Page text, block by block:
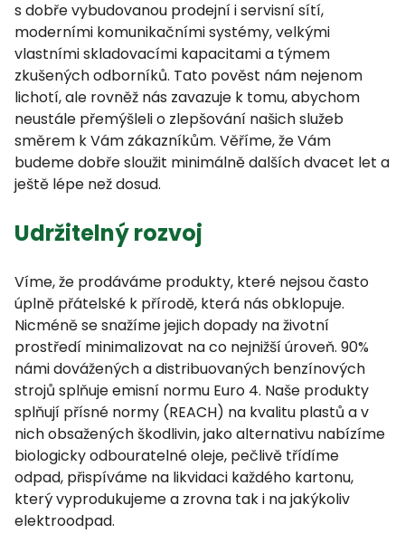
s dobře vybudovanou prodejní i servisní sítí,
moderními komunikačními systémy, velkými
vlastními skladovacími kapacitami a týmem
zkušených odborníků. Tato pověst nám nejenom
lichotí, ale rovněž nás zavazuje k tomu, abychom
neustále přemýšleli o zlepšování našich služeb
směrem k Vám zákazníkům. Věříme, že Vám
budeme dobře sloužit minimálně dalších dvacet let a
ještě lépe než dosud.
Udržitelný rozvoj
Víme, že prodáváme produkty, které nejsou často
úplně přátelské k přírodě, která nás obklopuje.
Nicméně se snažíme jejich dopady na životní
prostředí minimalizovat na co nejnižší úroveň. 90%
námi dovážených a distribuovaných benzínových
strojů splňuje emisní normu Euro 4. Naše produkty
splňují přísné normy (REACH) na kvalitu plastů a v
nich obsažených škodlivin, jako alternativu nabízíme
biologicky odbouratelné oleje, pečlivě třídíme
odpad, přispíváme na likvidaci každého kartonu,
který vyprodukujeme a zrovna tak i na jakýkoliv
elektroodpad.